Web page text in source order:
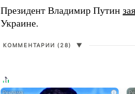
Президент Владимир Путин
Украине.
КОММЕНТАРИИ (28) ▼
i